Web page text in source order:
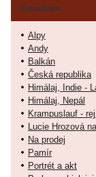
Fotoalbum
Alpy
Andy
Balkán
Česká republika
Himálaj, Indie -
Himálaj, Nepál
Krampuslauf -
Lucie Hrozová
Na prodej
Pamír
Portrét a akt